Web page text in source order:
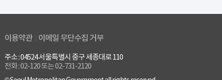
이용약관 이메일 무단수집 거부
주소 : 04524 서울특별시 중구 세종대로 110
전화 : 02-120 또는 02-731-2120